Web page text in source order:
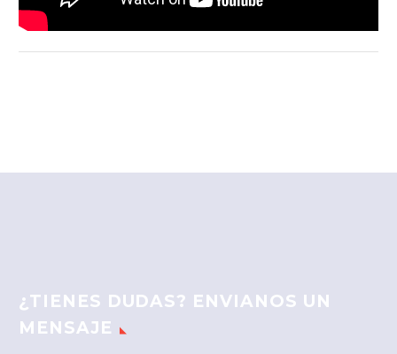
¿TIENES DUDAS? ENVIANOS UN
MENSAJE